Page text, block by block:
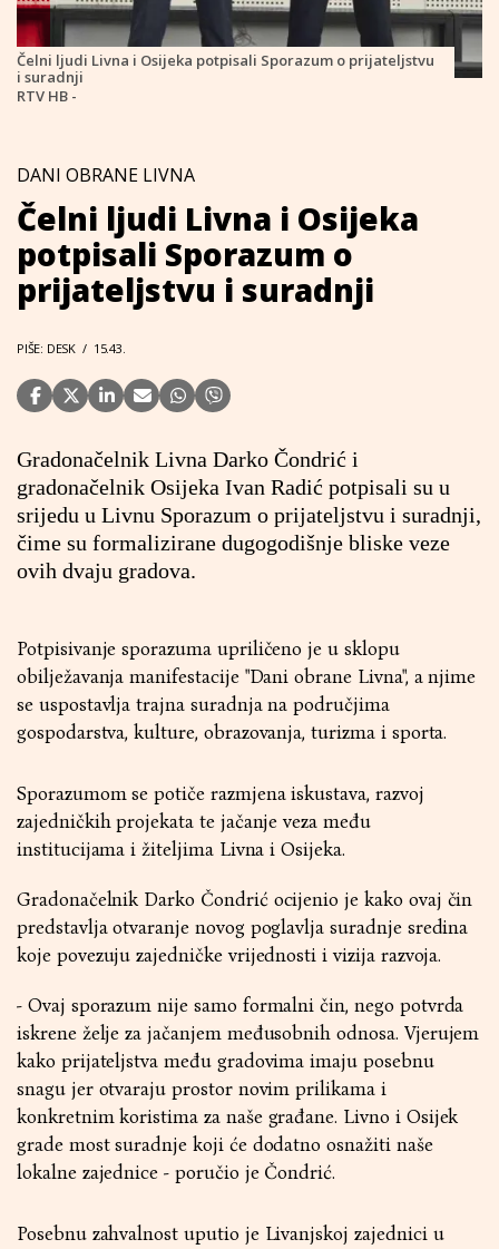
Čelni ljudi Livna i Osijeka potpisali Sporazum o prijateljstvu
i suradnji
RTV HB -
DANI OBRANE LIVNA
Čelni ljudi Livna i Osijeka
potpisali Sporazum o
prijateljstvu i suradnji
PIŠE: DESK / 15.43.
Gradonačelnik Livna Darko Čondrić i
gradonačelnik Osijeka Ivan Radić potpisali su u
srijedu u Livnu Sporazum o prijateljstvu i suradnji,
čime su formalizirane dugogodišnje bliske veze
ovih dvaju gradova.
Potpisivanje sporazuma upriličeno je u sklopu
obilježavanja manifestacije "Dani obrane Livna", a njime
se uspostavlja trajna suradnja na područjima
gospodarstva, kulture, obrazovanja, turizma i sporta.
Sporazumom se potiče razmjena iskustava, razvoj
zajedničkih projekata te jačanje veza među
institucijama i žiteljima Livna i Osijeka.
Gradonačelnik Darko Čondrić ocijenio je kako ovaj čin
predstavlja otvaranje novog poglavlja suradnje sredina
koje povezuju zajedničke vrijednosti i vizija razvoja.
- Ovaj sporazum nije samo formalni čin, nego potvrda
iskrene želje za jačanjem međusobnih odnosa. Vjerujem
kako prijateljstva među gradovima imaju posebnu
snagu jer otvaraju prostor novim prilikama i
konkretnim koristima za naše građane. Livno i Osijek
grade most suradnje koji će dodatno osnažiti naše
lokalne zajednice - poručio je Čondrić.
Posebnu zahvalnost uputio je Livanjskoj zajednici u